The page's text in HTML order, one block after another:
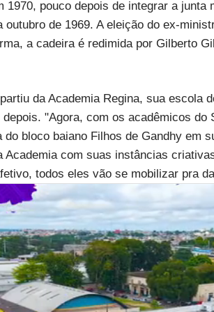
1970, pouco depois de integrar a
de 1969. A eleição do ex-
a cadeira é redimida por Gilberto
da Academia Regina, sua escola
"Agora, com os acadêmicos do
bloco baiano Filhos de Gandhy em
com suas instâncias
todos eles vão se mobilizar pra